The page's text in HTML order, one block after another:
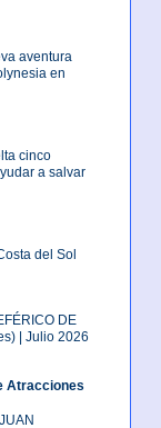
aventura
en
cinco
a salvar
del Sol
DE
| Julio 2026
Atracciones